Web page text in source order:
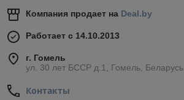
Компания продает на Deal.by
Работает с 14.10.2013
г. Гомель
ул. 30 лет БССР д.1, Гомель, Беларусь
Контакты